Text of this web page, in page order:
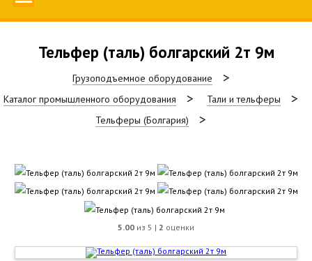
Тельфер (таль) болгарский 2т 9м
Грузоподъемное оборудование
Каталог промышленного оборудования
Тали и тельферы
Тельферы (Болгария)
5.00 из 5 | 2 оценки